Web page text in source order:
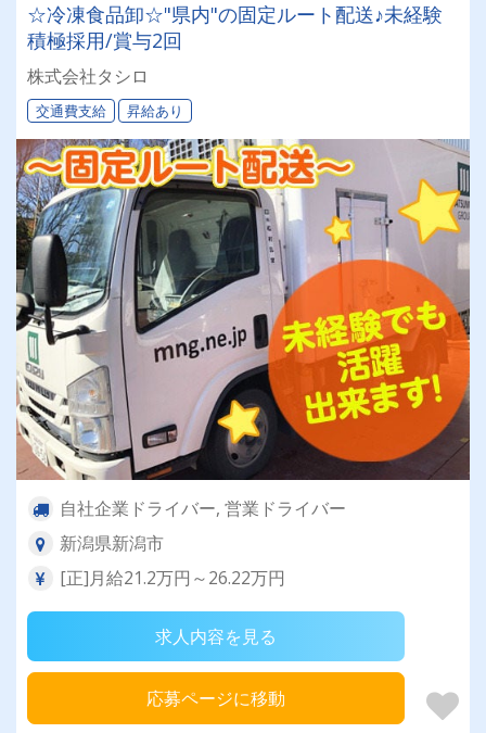
☆冷凍食品卸☆"県内"の固定ルート配送♪未経験
積極採用/賞与2回
株式会社タシロ
交通費支給 昇給あり
自社企業ドライバー, 営業ドライバー
新潟県新潟市
[正]月給21.2万円～26.22万円
求人内容を見る
応募ページに移動